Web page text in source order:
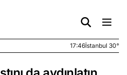
17:46İstanbul 30°